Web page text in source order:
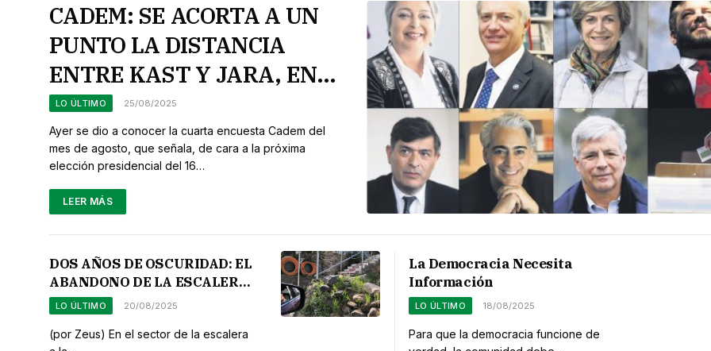
CADEM: SE ACORTA A UN
PUNTO LA DISTANCIA
ENTRE KAST Y JARA, EN
TANTO MATTHEI NO
DESPEGA DEL TERCER
LUGAR.
LO ÚLTIMO 25/08/2025
Ayer se dio a conocer la cuarta encuesta Cadem del
mes de agosto, que señala, de cara a la próxima
elección presidencial del 16…
LEER MÁS
DOS AÑOS DE OSCURIDAD: EL
ABANDONO DE LA ESCALERA
A LA VICTORIA.
LO ÚLTIMO 20/08/2025
(por Zeus) En el sector de la escalera
La Democracia Necesita
Información
LO ÚLTIMO 18/08/2025
Para que la democracia funcione de